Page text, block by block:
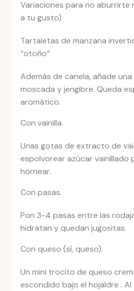
Variaciones para no aburrirte
a tu gusto)
Tartaletas de manzana
“otoño”
Además de canela, añade
moscada y jengibre. Queda
aromático.
Con vainilla.
Unas gotas de extracto de
espolvorear azúcar vainillado
hornear.
Con pasas.
Pon 3-4 pasas entre las
hidratan y quedan jugositas.
Con queso (sí, queso).
Un mini trocito de queso
escondido bajo el hojaldre .